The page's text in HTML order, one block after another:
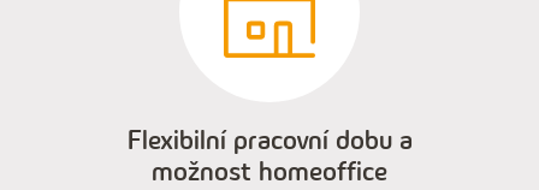
Flexibilní pracovní dobu a
možnost homeoffice